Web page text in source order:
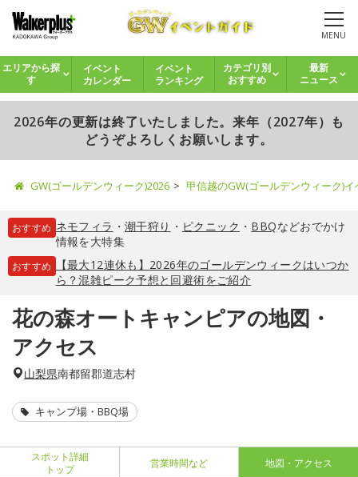
MENU
エリアから探
す
イベント
カレンダー
イベント
ランキング
カテゴリ別
おすすめ
最新
ニュース
2026年の更新は終了いたしました。来年（2027年）も
どうぞよろしくお願いします。
GW(ゴールデンウィーク)2026 甲信越のGW(ゴールデンウィーク)
おすすめ ネモフィラ ・ 潮干狩り ・ ピクニック ・ BBQなどおでかけ
情報を大特集
おすすめ
【最大12連休も】2026年のゴールデンウィークはいつか
ら？混雑ピーク予想と回避術をご紹介
花の森オートキャンピアの地図・
アクセス
山梨県南都留郡道志村
キャンプ場・BBQ場
スポット詳細
トップ
営業時間など 地図・アクセス